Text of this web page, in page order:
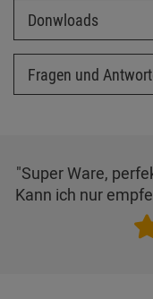
Donwloads
Fragen und
"Super Ware,
Kann ich nur